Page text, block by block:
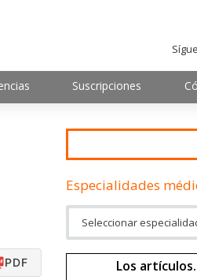
Suscripciones
PDF
Especialidades
Los